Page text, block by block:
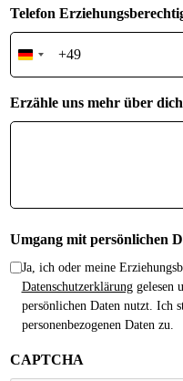
Telefon
Germany
+49
Erzähle uns mehr über
Umgang mit persönlichen
Ja, ich oder meine
Datenschutzerklärunggelesen
persönlichen Daten nutzt. Ich
personenbezogenen Daten zu.
CAPTCHA